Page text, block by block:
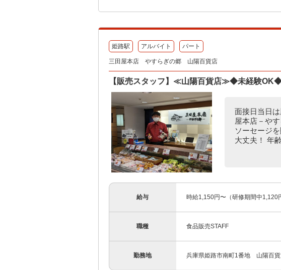
姫路駅 アルバイト パート
三田屋本店 やすらぎの郷 山陽百貨店
【販売スタッフ】≪山陽百貨店≫◆未経験
面接日当日
屋本店－や
ソーセージ
大丈夫！ 年
給与 時給1,150円〜（研修期間中1,120
職種 食品販売STAFF
勤務地 兵庫県姫路市南町1番地 山陽百貨